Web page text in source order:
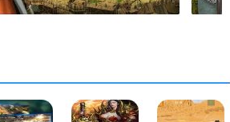
次游戏的难度分为四个级别。
顺利完成更多任务。